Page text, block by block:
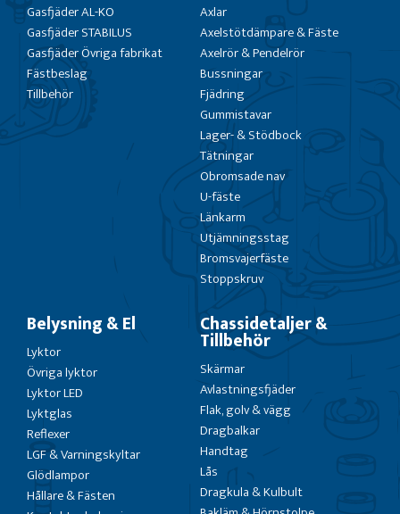
Gasfjäder AL-KO
Gasfjäder STABILUS
Gasfjäder Övriga fabrikat
Fästbeslag
Tillbehör
Axlar
Axelstötdämpare & Fäste
Axelrör & Pendelrör
Bussningar
Fjädring
Gummistavar
Lager- & Stödbock
Tätningar
Obromsade nav
U-fäste
Länkarm
Utjämningsstag
Bromsvajerfäste
Stoppskruv
Belysning & El
Lyktor
Övriga lyktor
Lyktor LED
Lyktglas
Reflexer
LGF & Varningskyltar
Glödlampor
Hållare & Fästen
Chassidetaljer &
Tillbehör
Skärmar
Avlastningsfjäder
Flak, golv & vägg
Dragbalkar
Handtag
Lås
Dragkula & Kulbult